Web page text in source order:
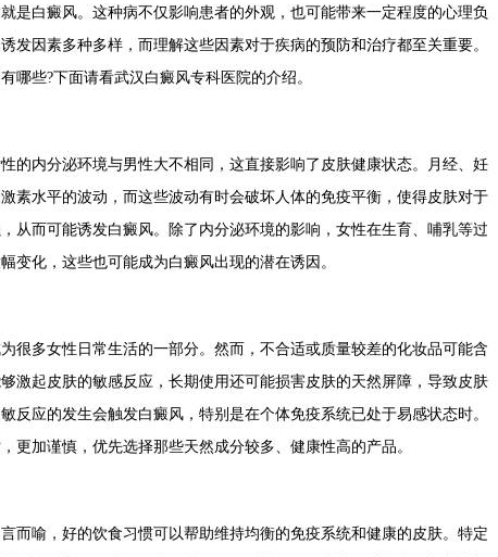
是白癜风。这种病不仅影响患者的外观，也可能带来一定程度的心理负
发因素多种多样，而理解这些因素对于疾病的预防和治疗都至关重要。
哪些?下面请看武汉白癜风专科医院的介绍。
内分泌环境与男性大不相同，这直接影响了皮肤健康状态。月经、妊
素水平的波动，而这些波动有时会破坏人体的免疫平衡，使得皮肤对于
从而可能诱发白癜风。除了内分泌环境的影响，女性在生育、哺乳等过
变化，这些也可能成为白癜风出现的潜在诱因。
多女性日常生活的一部分。然而，不合适或质量较差的化妆品可能含
激起皮肤的敏感反应，长期使用还可能损害皮肤的天然屏障，导致皮肤
反应的发生会触发白癜风，特别是在个体免疫系统已处于易感状态时。
更加谨慎，优先选择那些天然成分较多、健康性高的产品。
喻，好的饮食习惯可以帮助维持均衡的免疫系统和健康的皮肤。特定